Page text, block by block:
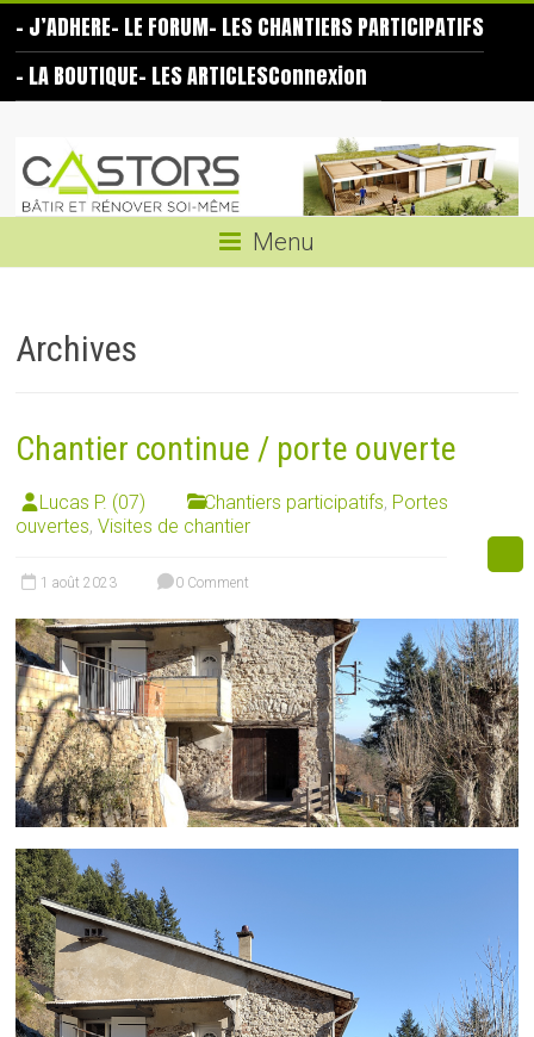
content
– J’ADHERE– LE FORUM– LES CHANTIERS PARTICIPATIFS
– LA BOUTIQUE– LES ARTICLESConnexion
Castors
même
Menu
Archives
Chantier continue / porte ouverte
Lucas P. (07) Chantiers participatifs, Portes
ouvertes,Visites de chantier
1 août 2023 0 Comment